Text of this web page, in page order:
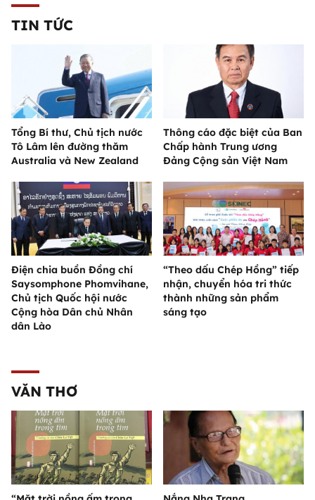
TIN TỨC
Tổng Bí thư, Chủ tịch nước
Tô Lâm lên đường thăm
Australia và New Zealand
Thông cáo đặc biệt của Ban
Chấp hành Trung ương
Đảng Cộng sản Việt Nam
Điện chia buồn Đồng chí
Saysomphone Phomvihane,
Chủ tịch Quốc hội nước
Cộng hòa Dân chủ Nhân
dân Lào
“Theo dấu Chép Hồng” tiếp
nhận, chuyển hóa tri thức
thành những sản phẩm
sáng tạo
VĂN THƠ